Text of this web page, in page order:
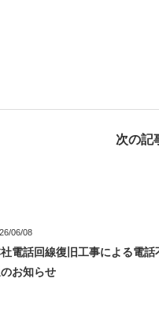
次の記
06/08
電話回線復旧工事による電話
お知らせ